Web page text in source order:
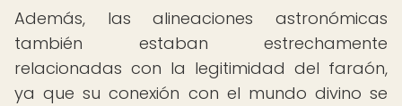
Además, las alineaciones astronómicas
también estaban estrechamente
relacionadas con la legitimidad del faraón,
ya que su conexión con el mundo divino se